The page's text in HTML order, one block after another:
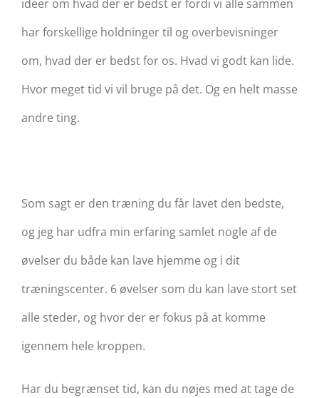
ideer om hvad der er bedst er fordi vi alle sammen
har forskellige holdninger til og overbevisninger
om, hvad der er bedst for os. Hvad vi godt kan lide.
Hvor meget tid vi vil bruge på det. Og en helt masse
andre ting.
Som sagt er den træning du får lavet den bedste,
og jeg har udfra min erfaring samlet nogle af de
øvelser du både kan lave hjemme og i dit
træningscenter. 6 øvelser som du kan lave stort set
alle steder, og hvor der er fokus på at komme
igennem hele kroppen.
Har du begrænset tid, kan du nøjes med at tage de